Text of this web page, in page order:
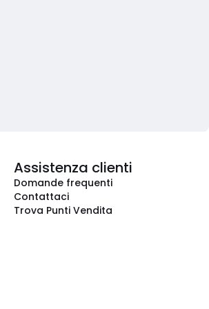
Assistenza clienti
Domande frequenti
Contattaci
Trova Punti Vendita